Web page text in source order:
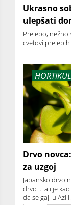
Ukrasno
ulepšati
Prelepo, nežno
cvetovi
Drvo
za uzgoj
Japansko drvo
drvo ... ali je
da se gaji u Aziji.